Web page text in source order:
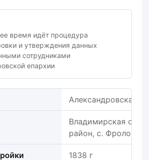
время идёт процедура
и утверждения данных
сотрудниками
епархии
Александровская
Владимирская
район, с.
1838 г